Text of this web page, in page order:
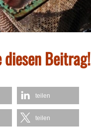
diesen Beitrag!
teilen
teilen